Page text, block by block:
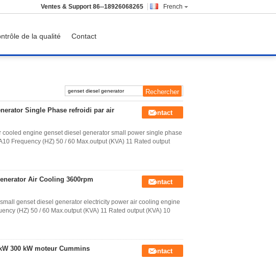
French
Ventes & Support 86--18926068265
de la qualité
Contact
Single Phase refroidi par air
Contact
cooled engine genset diesel generator small power single phase
Frequency (HZ) 50 / 60 Max.output (KVA) 11 Rated output
Air Cooling 3600rpm
Contact
genset diesel generator electricity power air cooling engine
(HZ) 50 / 60 Max.output (KVA) 11 Rated output (KVA) 10
300 kW moteur Cummins
Contact